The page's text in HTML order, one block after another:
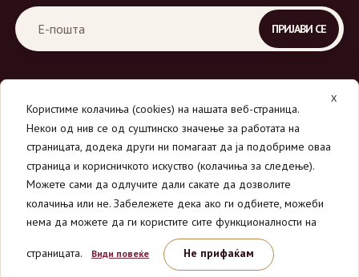
© 2026Вино Маркет - МОНДАВИ ДООЕЛ.
Сите права се задржани.
X
Користиме колачиња (cookies) на нашата веб-страница.
Некои од нив се од суштинско значење за работата на
страницата, додека други ни помагаат да ја подобриме оваа
страница и корисничкото искуство (колачиња за следење).
Можете сами да одлучите дали сакате да дозволите
колачиња или не. Забележете дека ако ги одбиете, можеби
нема да можете да ги користите сите функционалности на
страницата. Види повеќе Не прифаќам